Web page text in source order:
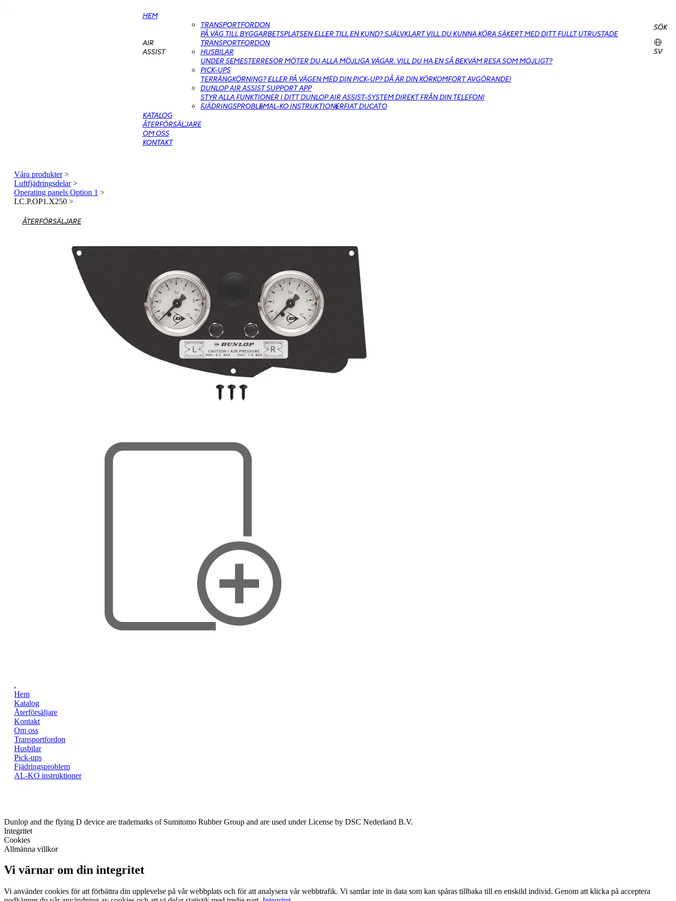
HEM
AIR
ASSIST
TRANSPORTFORDON
PÅ VÄG TILL BYGGARBETSPLATSEN ELLER TILL EN KUND? SJÄLVKLART VILL DU KUNNA KÖRA SÄKERT MED DITT FULLT UTRUSTADE
TRANSPORTFORDON
HUSBILAR
UNDER SEMESTERRESOR MÖTER DU ALLA MÖJLIGA VÄGAR. VILL DU HA EN SÅ BEKVÄM RESA SOM MÖJLIGT?
PICK-UPS
TERRÄNGKÖRNING? ELLER PÅ VÄGEN MED DIN PICK-UP? DÅ ÄR DIN KÖRKOMFORT AVGÖRANDE!
DUNLOP AIR ASSIST SUPPORT APP
STYR ALLA FUNKTIONER I DITT DUNLOP AIR ASSIST-SYSTEM DIREKT FRÅN DIN TELEFON!
FJÄDRINGSPROBLEMAL-KO INSTRUKTIONERFIAT DUCATO
KATALOG
ÅTERFÖRSÄLJARE
OM OSS
KONTAKT
SÖK
SV
Våra produkter>
Luftfjädringsdelar>
Operating panels Option 1 >
LC.P.OP1.X250 >
ÅTERFÖRSÄLJARE
,
Hem
Katalog
Återförsäljare
Kontakt
Om oss
Transportfordon
Husbilar
Pick-ups
Fjädringsproblem
AL-KO instruktioner
Dunlop and the flying D device are trademarks of Sumitomo Rubber Group and are used under License by DSC Nederland B.V.
Integritet
Cookies
Allmänna villkor
Vi värnar om din integritet
Vi använder cookies för att förbättra din upplevelse på vår webbplats och för att analysera vår webbtrafik. Vi samlar inte in data som kan spåras tillbaka till en enskild individ. Genom att klicka på acceptera